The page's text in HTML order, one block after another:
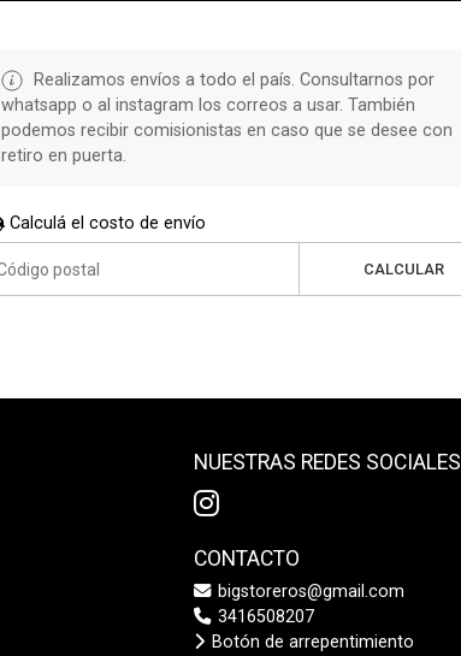
Realizamos envíos a todo el país. Consultarnos por
whatsapp o al instagram los correos a usar. También
podemos recibir comisionistas en caso que se desee con
retiro en puerta.
Calculá el costo de envío
CALCULAR
NUESTRAS REDES SOCIALES
CONTACTO
bigstoreros@gmail.com
3416508207
Botón de arrepentimiento